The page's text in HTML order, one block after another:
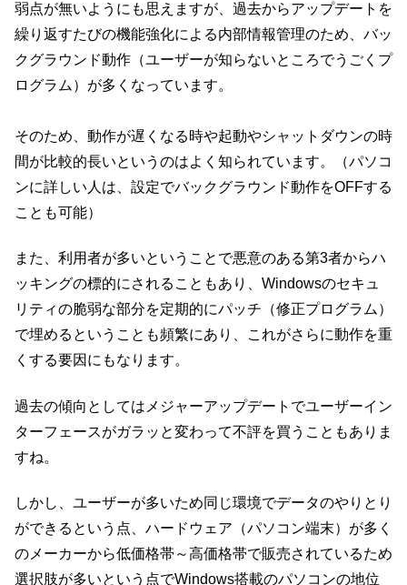
弱点が無いようにも思えますが、過去からアップデートを
繰り返すたびの機能強化による内部情報管理のため、バッ
クグラウンド動作（ユーザーが知らないところでうごくプ
ログラム）が多くなっています。
そのため、動作が遅くなる時や起動やシャットダウンの時
間が比較的長いというのはよく知られています。（パソコ
ンに詳しい人は、設定でバックグラウンド動作をOFFする
ことも可能）
また、利用者が多いということで悪意のある第3者からハ
ッキングの標的にされることもあり、Windowsのセキュ
リティの脆弱な部分を定期的にパッチ（修正プログラム）
で埋めるということも頻繁にあり、これがさらに動作を重
くする要因にもなります。
過去の傾向としてはメジャーアップデートでユーザーイン
ターフェースがガラッと変わって不評を買うこともありま
すね。
しかし、ユーザーが多いため同じ環境でデータのやりとり
ができるという点、ハードウェア（パソコン端末）が多く
のメーカーから低価格帯～高価格帯で販売されているため
選択肢が多いという点でWindows搭載のパソコンの地位